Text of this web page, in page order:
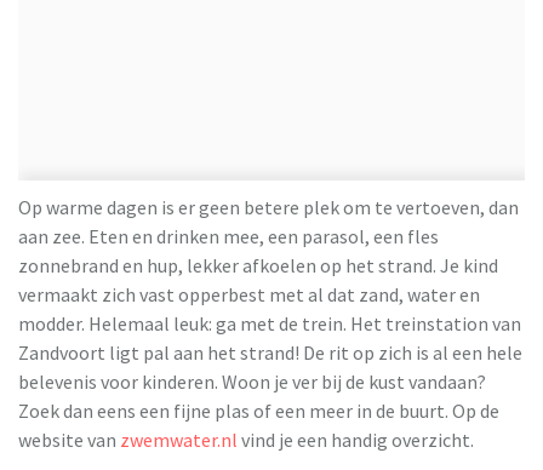
Op warme dagen is er geen betere plek om te vertoeven, dan
aan zee. Eten en drinken mee, een parasol, een fles
zonnebrand en hup, lekker afkoelen op het strand. Je kind
vermaakt zich vast opperbest met al dat zand, water en
modder. Helemaal leuk: ga met de trein. Het treinstation van
Zandvoort ligt pal aan het strand! De rit op zich is al een hele
belevenis voor kinderen. Woon je ver bij de kust vandaan?
Zoek dan eens een fijne plas of een meer in de buurt. Op de
website van zwemwater.nl vind je een handig overzicht.